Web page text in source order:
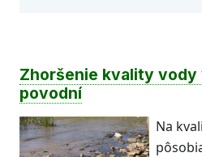
Zhoršenie kvality vody
povodní
Na